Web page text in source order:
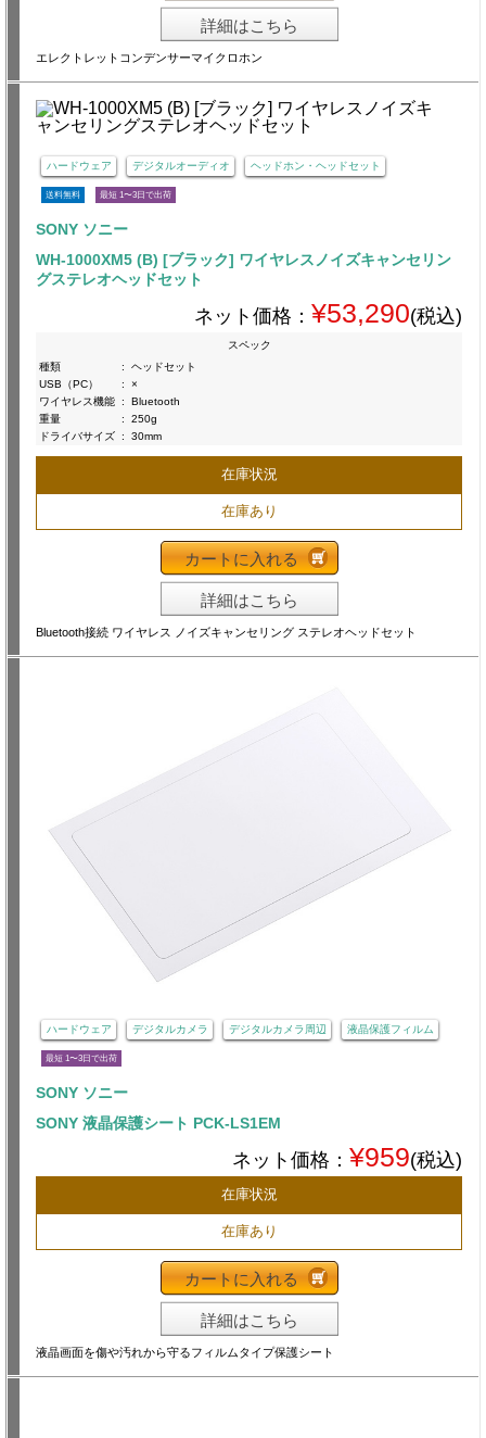
詳細はこちら
エレクトレットコンデンサーマイクロホン
ハードウェア デジタルオーディオ ヘッドホン・ヘッドセット
送料無料 最短 1〜3日で出荷
SONY ソニー
WH-1000XM5 (B) [ブラック] ワイヤレスノイズキャンセリン
グステレオヘッドセット
ネット価格： ¥53,290(税込)
スペック
種類
:
ヘッドセット
USB（PC）
:
×
ワイヤレス機能 :
Bluetooth
重量
:
250g
ドライバサイズ : 30mm
在庫状況
在庫あり
カートに入れる
詳細はこちら
Bluetooth接続 ワイヤレス ノイズキャンセリング ステレオヘッドセット
ハードウェア デジタルカメラ デジタルカメラ周辺 液晶保護フィルム
最短 1〜3日で出荷
SONY ソニー
SONY 液晶保護シート PCK-LS1EM
ネット価格： ¥959(税込)
在庫状況
在庫あり
カートに入れる
詳細はこちら
液晶画面を傷や汚れから守るフィルムタイプ保護シート